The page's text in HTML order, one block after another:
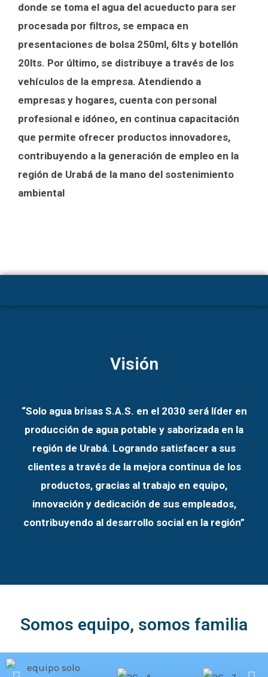
donde se toma el agua del acueducto para ser
procesada por filtros, se empaca en
presentaciones de bolsa 250ml, 6lts y botellón
20lts. Por último, se distribuye a través de los
vehículos de la empresa. Atendiendo a
empresas y hogares, cuenta con personal
profesional e idóneo, en continua capacitación
que permite ofrecer productos innovadores,
contribuyendo a la generación de empleo en la
región de Urabá de la mano del sostenimiento
ambiental
Visión
“Solo agua brisas S.A.S. en el 2030 será líder en
producción de agua potable y saborizada en la
región de Urabá. Logrando satisfacer a sus
clientes a través de la mejora continua de los
productos, gracias al trabajo en equipo,
innovación y dedicación de sus empleados,
contribuyendo al desarrollo social en la región”
Somos equipo, somos familia